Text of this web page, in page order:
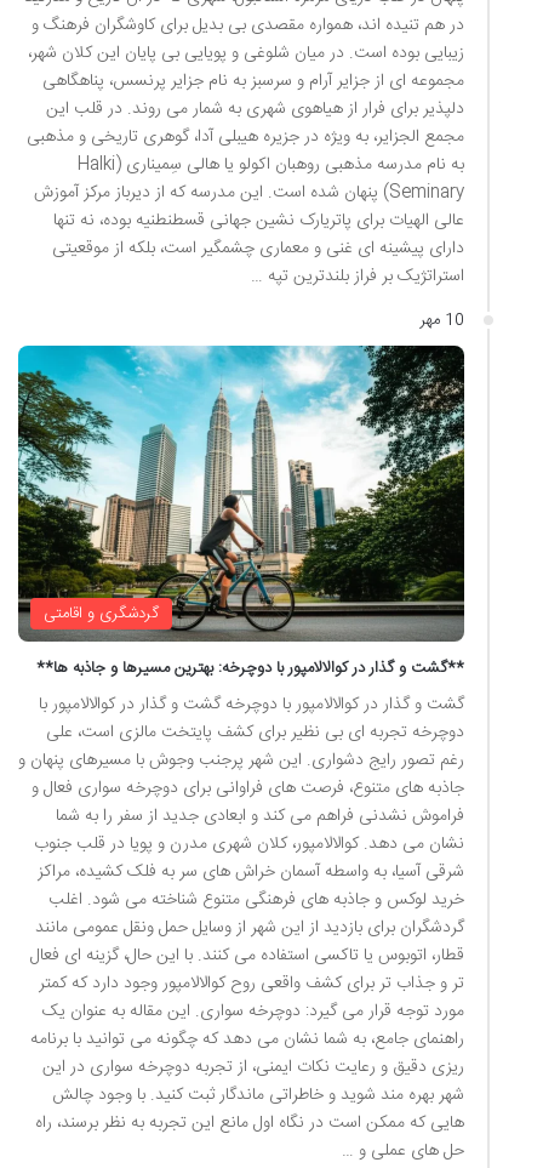
در هم تنیده اند، همواره مقصدی بی بدیل برای کاوشگران فرهنگ و
زیبایی بوده است. در میان شلوغی و پویایی بی پایان این کلان شهر،
مجموعه ای از جزایر آرام و سرسبز به نام جزایر پرنسس، پناهگاهی
دلپذیر برای فرار از هیاهوی شهری به شمار می روند. در قلب این
مجمع الجزایر، به ویژه در جزیره هیبلی آدا، گوهری تاریخی و مذهبی
به نام مدرسه مذهبی روهبان اکولو یا هالی سِمیناری (Halki
Seminary) پنهان شده است. این مدرسه که از دیرباز مرکز آموزش
عالی الهیات برای پاتریارک نشین جهانی قسطنطنیه بوده، نه تنها
دارای پیشینه ای غنی و معماری چشمگیر است، بلکه از موقعیتی
استراتژیک بر فراز بلندترین تپه …
10 مهر
گردشگری و اقامتی
**گشت و گذار در کوالالامپور با دوچرخه: بهترین مسیرها و جاذبه ها**
گشت و گذار در کوالالامپور با دوچرخه گشت و گذار در کوالالامپور با
دوچرخه تجربه ای بی نظیر برای کشف پایتخت مالزی است، علی
رغم تصور رایج دشواری. این شهر پرجنب وجوش با مسیرهای پنهان و
جاذبه های متنوع، فرصت های فراوانی برای دوچرخه سواری فعال و
فراموش نشدنی فراهم می کند و ابعادی جدید از سفر را به شما
نشان می دهد. کوالالامپور، کلان شهری مدرن و پویا در قلب جنوب
شرقی آسیا، به واسطه آسمان خراش های سر به فلک کشیده، مراکز
خرید لوکس و جاذبه های فرهنگی متنوع شناخته می شود. اغلب
گردشگران برای بازدید از این شهر از وسایل حمل ونقل عمومی مانند
قطار، اتوبوس یا تاکسی استفاده می کنند. با این حال، گزینه ای فعال
تر و جذاب تر برای کشف واقعی روح کوالالامپور وجود دارد که کمتر
مورد توجه قرار می گیرد: دوچرخه سواری. این مقاله به عنوان یک
راهنمای جامع، به شما نشان می دهد که چگونه می توانید با برنامه
ریزی دقیق و رعایت نکات ایمنی، از تجربه دوچرخه سواری در این
شهر بهره مند شوید و خاطراتی ماندگار ثبت کنید. با وجود چالش
هایی که ممکن است در نگاه اول مانع این تجربه به نظر برسند، راه
حل های عملی و …